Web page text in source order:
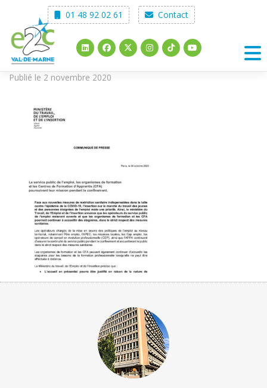
content
01 48 92 02 61 Contact
Publié le 2 novembre 2020